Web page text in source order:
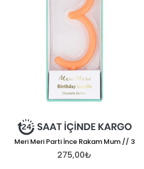
Meri Meri Parti İnce Rakam Mum // 3
275,00₺